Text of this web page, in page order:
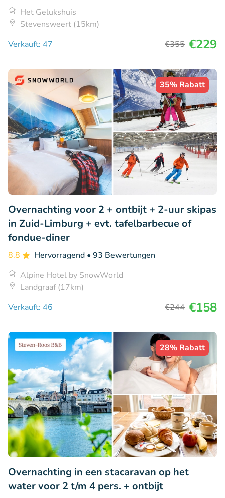
Het Gelukshuis
Stevensweert (15km)
Verkauft: 47
€355 €229
35% Rabatt
Overnachting voor 2 + ontbijt + 2-uur skipas
in Zuid-Limburg + evt. tafelbarbecue of
fondue-diner
8.8 Hervorragend • 93 Bewertungen
Alpine Hotel by SnowWorld
Landgraaf (17km)
Verkauft: 46
€244 €158
28% Rabatt
Overnachting in een stacaravan op het
water voor 2 t/m 4 pers. + ontbijt